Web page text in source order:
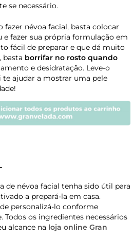
se necessário.
fazer névoa facial, basta colocar
e fazer sua própria formulação em
fácil de preparar e que dá muito
basta borrifar no rosto quando
e desidratação. Leve-o
te ajudar a mostrar uma pele
de névoa facial tenha sido útil para
a prepará-la em casa.
personalizá-lo conforme
os ingredientes necessários
alcance na loja online Gran